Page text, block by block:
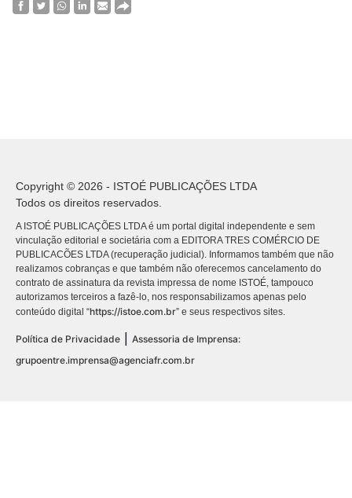
Copyright © 2026 - ISTOÉ PUBLICAÇÕES LTDA
Todos os direitos reservados.
A ISTOÉ PUBLICAÇÕES LTDA é um portal digital independente e sem
vinculação editorial e societária com a EDITORA TRES COMÉRCIO DE
PUBLICACÕES LTDA (recuperação judicial). Informamos também que não
realizamos cobranças e que também não oferecemos cancelamento do
contrato de assinatura da revista impressa de nome ISTOÉ, tampouco
autorizamos terceiros a fazê-lo, nos responsabilizamos apenas pelo
conteúdo digital “https://istoe.com.br” e seus respectivos sites.
Política de Privacidade
Assessoria de Imprensa:
grupoentre.imprensa@agenciafr.com.br